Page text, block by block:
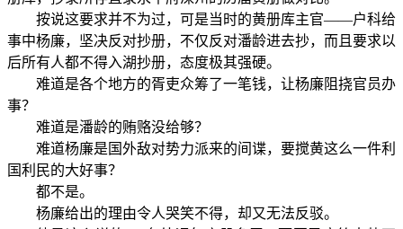
按说这要求并不为过，可是当时的黄册库主官——户科给
事中杨廉，坚决反对抄册，不仅反对潘龄进去抄，而且要求以
后所有人都不得入湖抄册，态度极其强硬。
难道是各个地方的胥吏众筹了一笔钱，让杨廉阻挠官员办
事？
难道是潘龄的贿赂没给够？
难道杨廉是国外敌对势力派来的间谍，要搅黄这么一件利
国利民的大好事？
都不是。
杨廉给出的理由令人哭笑不得，却又无法反驳。